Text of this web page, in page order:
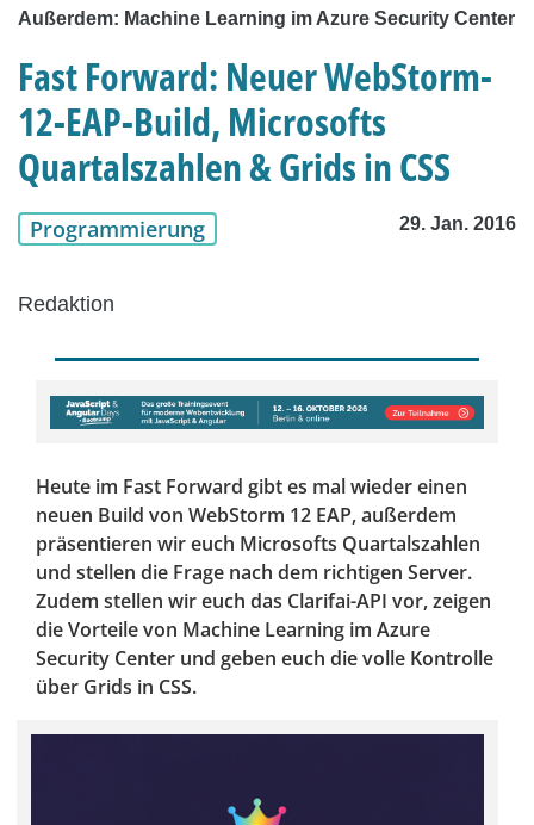
Außerdem: Machine Learning im Azure Security Center
Fast Forward: Neuer WebStorm-
12-EAP-Build, Microsofts
Quartalszahlen & Grids in CSS
Programmierung 29. Jan. 2016
Redaktion
Heute im Fast Forward gibt es mal wieder einen
neuen Build von WebStorm 12 EAP, außerdem
präsentieren wir euch Microsofts Quartalszahlen
und stellen die Frage nach dem richtigen Server.
Zudem stellen wir euch das Clarifai-API vor, zeigen
die Vorteile von Machine Learning im Azure
Security Center und geben euch die volle Kontrolle
über Grids in CSS.